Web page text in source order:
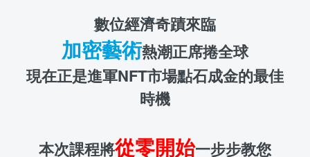
數位經濟奇蹟來臨
加密藝術熱潮正席捲全球
現在正是進軍NFT市場點石成金的最佳
時機
本次課程將從零開始一步步教您